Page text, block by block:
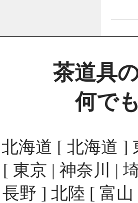
茶道具
何で
北海道 [ 北海道 ]
[ 東京 | 神奈川 |
長野 ] 北陸 [ 富